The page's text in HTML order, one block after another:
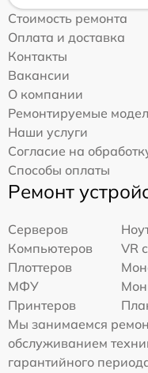
Стоимость ремонта
Оплата и доставка
Контакты
Вакансии
О компании
Ремонтируемые
Наши услуги
Согласие на
Способы оплаты
Ремонт
Серверов
Компьютеров
VR
Плоттеров
МФУ
Принтеров
Мы занимаемся
обслуживанием
гарантийного